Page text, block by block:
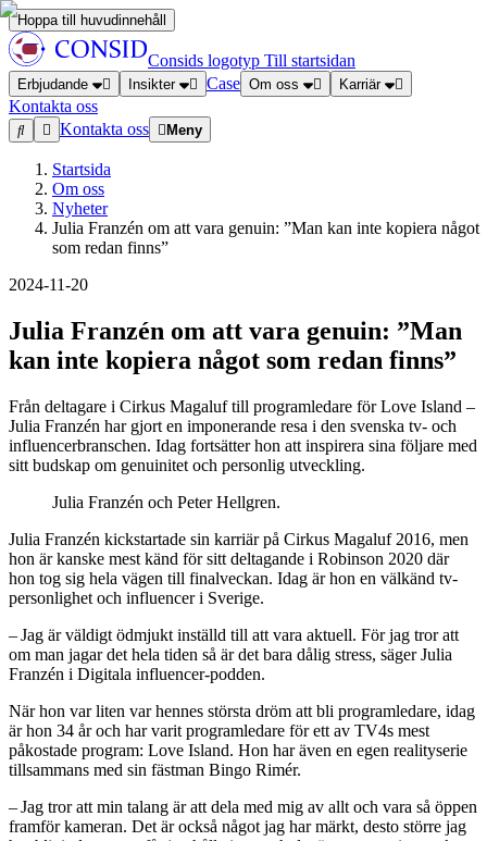
Hoppa till huvudinnehåll
Consids logotyp Till startsidan
Erbjudande Insikter Case Om oss Karriär
Kontakta oss
Kontakta oss
Meny
Startsida
Om oss
Nyheter
Julia Franzén om att vara genuin: ”Man kan inte kopiera något
som redan finns”
2024-11-20
Julia Franzén om att vara genuin: ”Man
kan inte kopiera något som redan finns”
Från deltagare i Cirkus Magaluf till programledare för Love Island –
Julia Franzén har gjort en imponerande resa i den svenska tv- och
influencerbranschen. Idag fortsätter hon att inspirera sina följare med
sitt budskap om genuinitet och personlig utveckling.
Julia Franzén och Peter Hellgren.
Julia Franzén kickstartade sin karriär på Cirkus Magaluf 2016, men
hon är kanske mest känd för sitt deltagande i Robinson 2020 där
hon tog sig hela vägen till finalveckan. Idag är hon en välkänd tv-
personlighet och influencer i Sverige.
– Jag är väldigt ödmjukt inställd till att vara aktuell. För jag tror att
om man jagar det hela tiden så är det bara dålig stress, säger Julia
Franzén i Digitala influencer-podden.
När hon var liten var hennes största dröm att bli programledare, idag
är hon 34 år och har varit programledare för ett av TV4s mest
påkostade program: Love Island. Hon har även en egen realityserie
tillsammans med sin fästman Bingo Rimér.
– Jag tror att min talang är att dela med mig av allt och vara så öppen
framför kameran. Det är också något jag har märkt, desto större jag